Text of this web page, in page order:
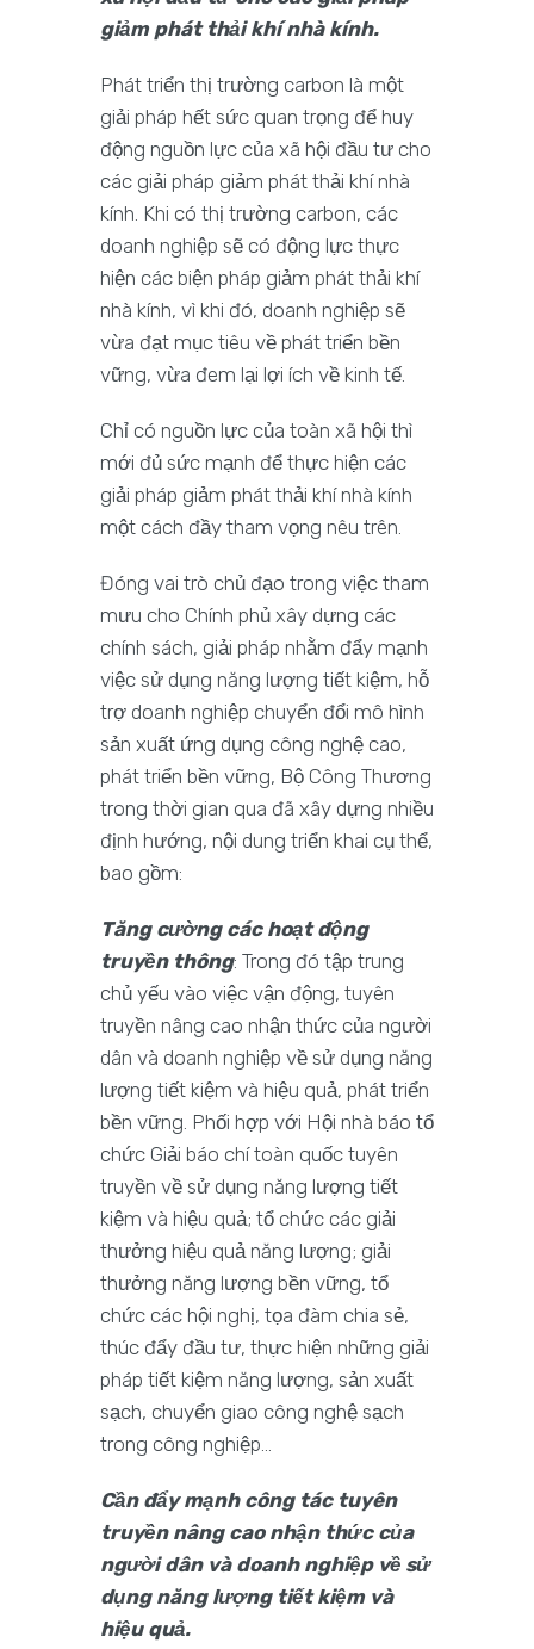
giảm phát thải khí nhà kính.
Phát triển thị trường carbon là một
giải pháp hết sức quan trọng để huy
động nguồn lực của xã hội đầu tư cho
các giải pháp giảm phát thải khí nhà
kính. Khi có thị trường carbon, các
doanh nghiệp sẽ có động lực thực
hiện các biện pháp giảm phát thải khí
nhà kính, vì khi đó, doanh nghiệp sẽ
vừa đạt mục tiêu về phát triển bền
vững, vừa đem lại lợi ích về kinh tế.
Chỉ có nguồn lực của toàn xã hội thì
mới đủ sức mạnh để thực hiện các
giải pháp giảm phát thải khí nhà kính
một cách đầy tham vọng nêu trên.
Đóng vai trò chủ đạo trong việc tham
mưu cho Chính phủ xây dựng các
chính sách, giải pháp nhằm đẩy mạnh
việc sử dụng năng lượng tiết kiệm, hỗ
trợ doanh nghiệp chuyển đổi mô hình
sản xuất ứng dụng công nghệ cao,
phát triển bền vững, Bộ Công Thương
trong thời gian qua đã xây dựng nhiều
định hướng, nội dung triển khai cụ thể,
bao gồm:
Tăng cường các hoạt động
truyền thông: Trong đó tập trung
chủ yếu vào việc vận động, tuyên
truyền nâng cao nhận thức của người
dân và doanh nghiệp về sử dụng năng
lượng tiết kiệm và hiệu quả, phát triển
bền vững. Phối hợp với Hội nhà báo tổ
chức Giải báo chí toàn quốc tuyên
truyền về sử dụng năng lượng tiết
kiệm và hiệu quả; tổ chức các giải
thưởng hiệu quả năng lượng; giải
thưởng năng lượng bền vững, tổ
chức các hội nghị, tọa đàm chia sẻ,
thúc đẩy đầu tư, thực hiện những giải
pháp tiết kiệm năng lượng, sản xuất
sạch, chuyển giao công nghệ sạch
trong công nghiệp…
Cần đẩy mạnh công tác tuyên
truyền nâng cao nhận thức của
người dân và doanh nghiệp về sử
dụng năng lượng tiết kiệm và
hiệu quả.